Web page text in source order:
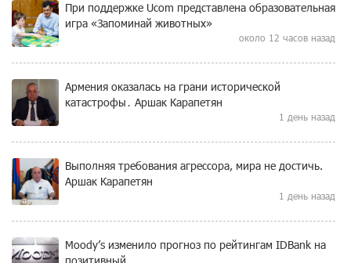
При поддержке Ucom представлена образовательная
игра «Запоминай животных»
около 12 часов назад
Армения оказалась на грани исторической
катастрофы․ Аршак Карапетян
1 день назад
Выполняя требования агрессора, мира не достичь.
Аршак Карапетян
1 день назад
Moody’s изменило прогноз по рейтингам IDBank на